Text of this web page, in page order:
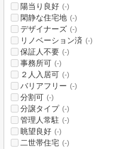
陽当り良好 (-)
閑静な住宅地 (-)
デザイナーズ (-)
リノベーション済 (-)
保証人不要 (-)
事務所可 (-)
２人入居可 (-)
バリアフリー (-)
分割可 (-)
分譲タイプ (-)
管理人常駐 (-)
眺望良好 (-)
二世帯住宅 (-)